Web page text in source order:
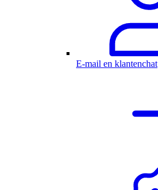
E-mail en klantenchat